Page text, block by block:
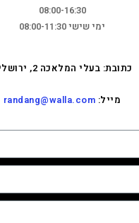
08:00-16:30
ימי שישי 08:00-11:30
כתובת: בעלי המלאכה 2, ירושלים
מייל: randang@walla.com